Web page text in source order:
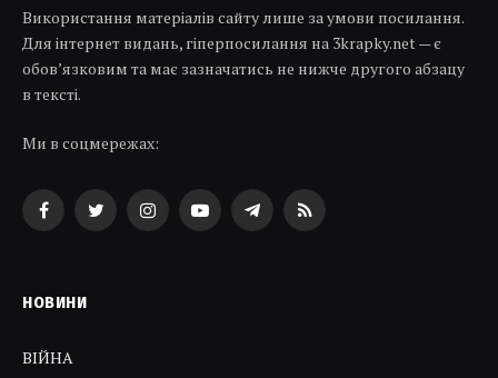
Використання матеріалів сайту лише за умови посилання.
Для інтернет видань, гіперпосилання на 3krapky.net — є
обов’язковим та має зазначатись не нижче другого абзацу
в тексті.
Ми в соцмережах:
FacebookTwitterInstagramYouTubeTelegramRSS
НОВИНИ
ВІЙНА